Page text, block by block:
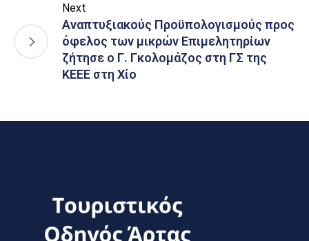
Next
Αναπτυξιακούς Προϋπολογισμούς προς
όφελος των μικρών Επιμελητηρίων
ζήτησε ο Γ. Γκολομάζος στη ΓΣ της
ΚΕΕΕ στη Χίο